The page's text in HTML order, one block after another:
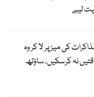
لیے
کی میز پر لا کر وہ
نہ کرسکیں، ساؤتھ